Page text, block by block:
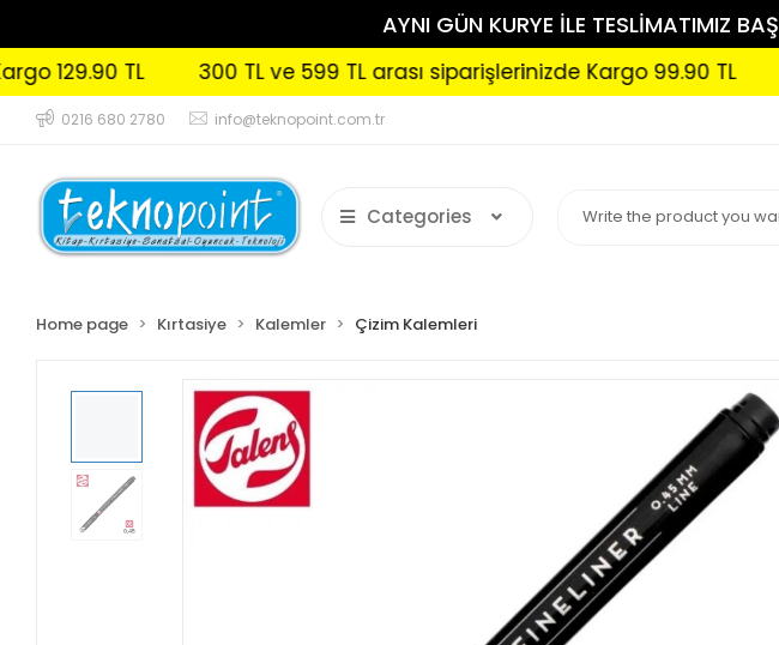
AYNI GÜN KURYE İLE TESLİMATIMIZ
TL 300 TL ve 599 TL arası siparişlerinizde Kargo 99.90 TL 600
0216 680 2780 info@teknopoint.com.tr
Categories
Home page Kırtasiye Kalemler Çizim Kalemleri